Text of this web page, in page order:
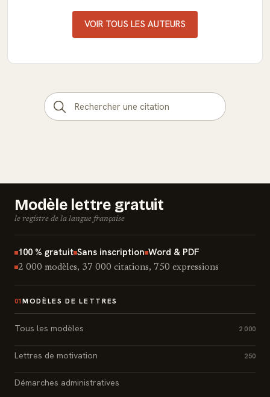
VOIR TOUS LES AUTEURS
Modèle lettre gratuit
le registre de la langue française
100 % gratuit Sans inscription Word & PDF
2 000 modèles, 37 000 citations, 750 expressions
01 MODÈLES DE LETTRES
Tous les modèles 2 000
Lettres de motivation 250
Démarches administratives